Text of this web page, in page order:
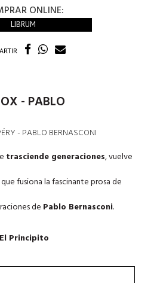
ONLINE:
LIBRUM
- PABLO
- PABLO BERNASCONI
trasciende generaciones, vuelve
fusiona la fascinante prosa de
de Pablo Bernasconi.
Principito